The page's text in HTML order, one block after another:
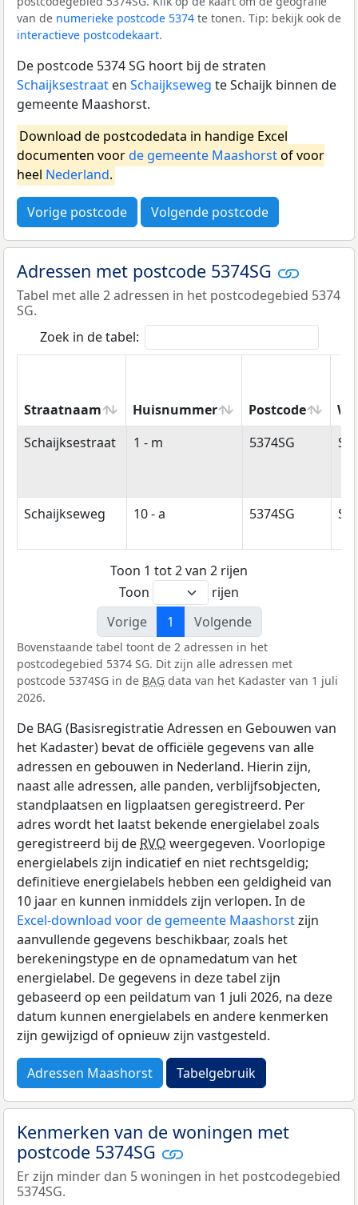
van de numerieke postcode 5374 te tonen. Tip: bekijk ook de
interactieve postcodekaart.
De postcode 5374 SG hoort bij de straten
Schaijksestraat en Schaijkseweg te Schaijk binnen de
gemeente Maashorst.
Download de postcodedata in handige Excel
documenten voorde gemeente Maashorstof voor
heel Nederland.
Vorige postcode Volgende postcode
Adressen met postcode 5374SG
Tabel met alle 2 adressen in het postcodegebied 5374
SG.
Zoek in de tabel:
Straatnaam Huisnummer Postcode
Straatnaam
Huisnummer Postcode
Schaijksestraat 1 - m 5374SG
Schaijkseweg 10 - a 5374SG
Toon 1 tot 2 van 2 rijen
Toon
rijen
Vorige
1 Volgende
Bovenstaande tabel toont de 2 adressen in het
postcodegebied 5374 SG. Dit zijn alle adressen met
postcode 5374SG in de BAG data van het Kadaster van 1 juli
2026.
De BAG (Basisregistratie Adressen en Gebouwen van
het Kadaster) bevat de officiële gegevens van alle
adressen en gebouwen in Nederland. Hierin zijn,
naast alle adressen, alle panden, verblijfsobjecten,
standplaatsen en ligplaatsen geregistreerd. Per
adres wordt het laatst bekende energielabel zoals
geregistreerd bij de RVO weergegeven. Voorlopige
energielabels zijn indicatief en niet rechtsgeldig;
definitieve energielabels hebben een geldigheid van
10 jaar en kunnen inmiddels zijn verlopen. In de
Excel-download voor de gemeente Maashorstzijn
aanvullende gegevens beschikbaar, zoals het
berekeningstype en de opnamedatum van het
energielabel. De gegevens in deze tabel zijn
gebaseerd op een peildatum van 1 juli 2026, na deze
datum kunnen energielabels en andere kenmerken
zijn gewijzigd of opnieuw zijn vastgesteld.
Adressen Maashorst Tabelgebruik
Kenmerken van de woningen met
postcode 5374SG
Er zijn minder dan 5 woningen in het postcodegebied
5374SG.